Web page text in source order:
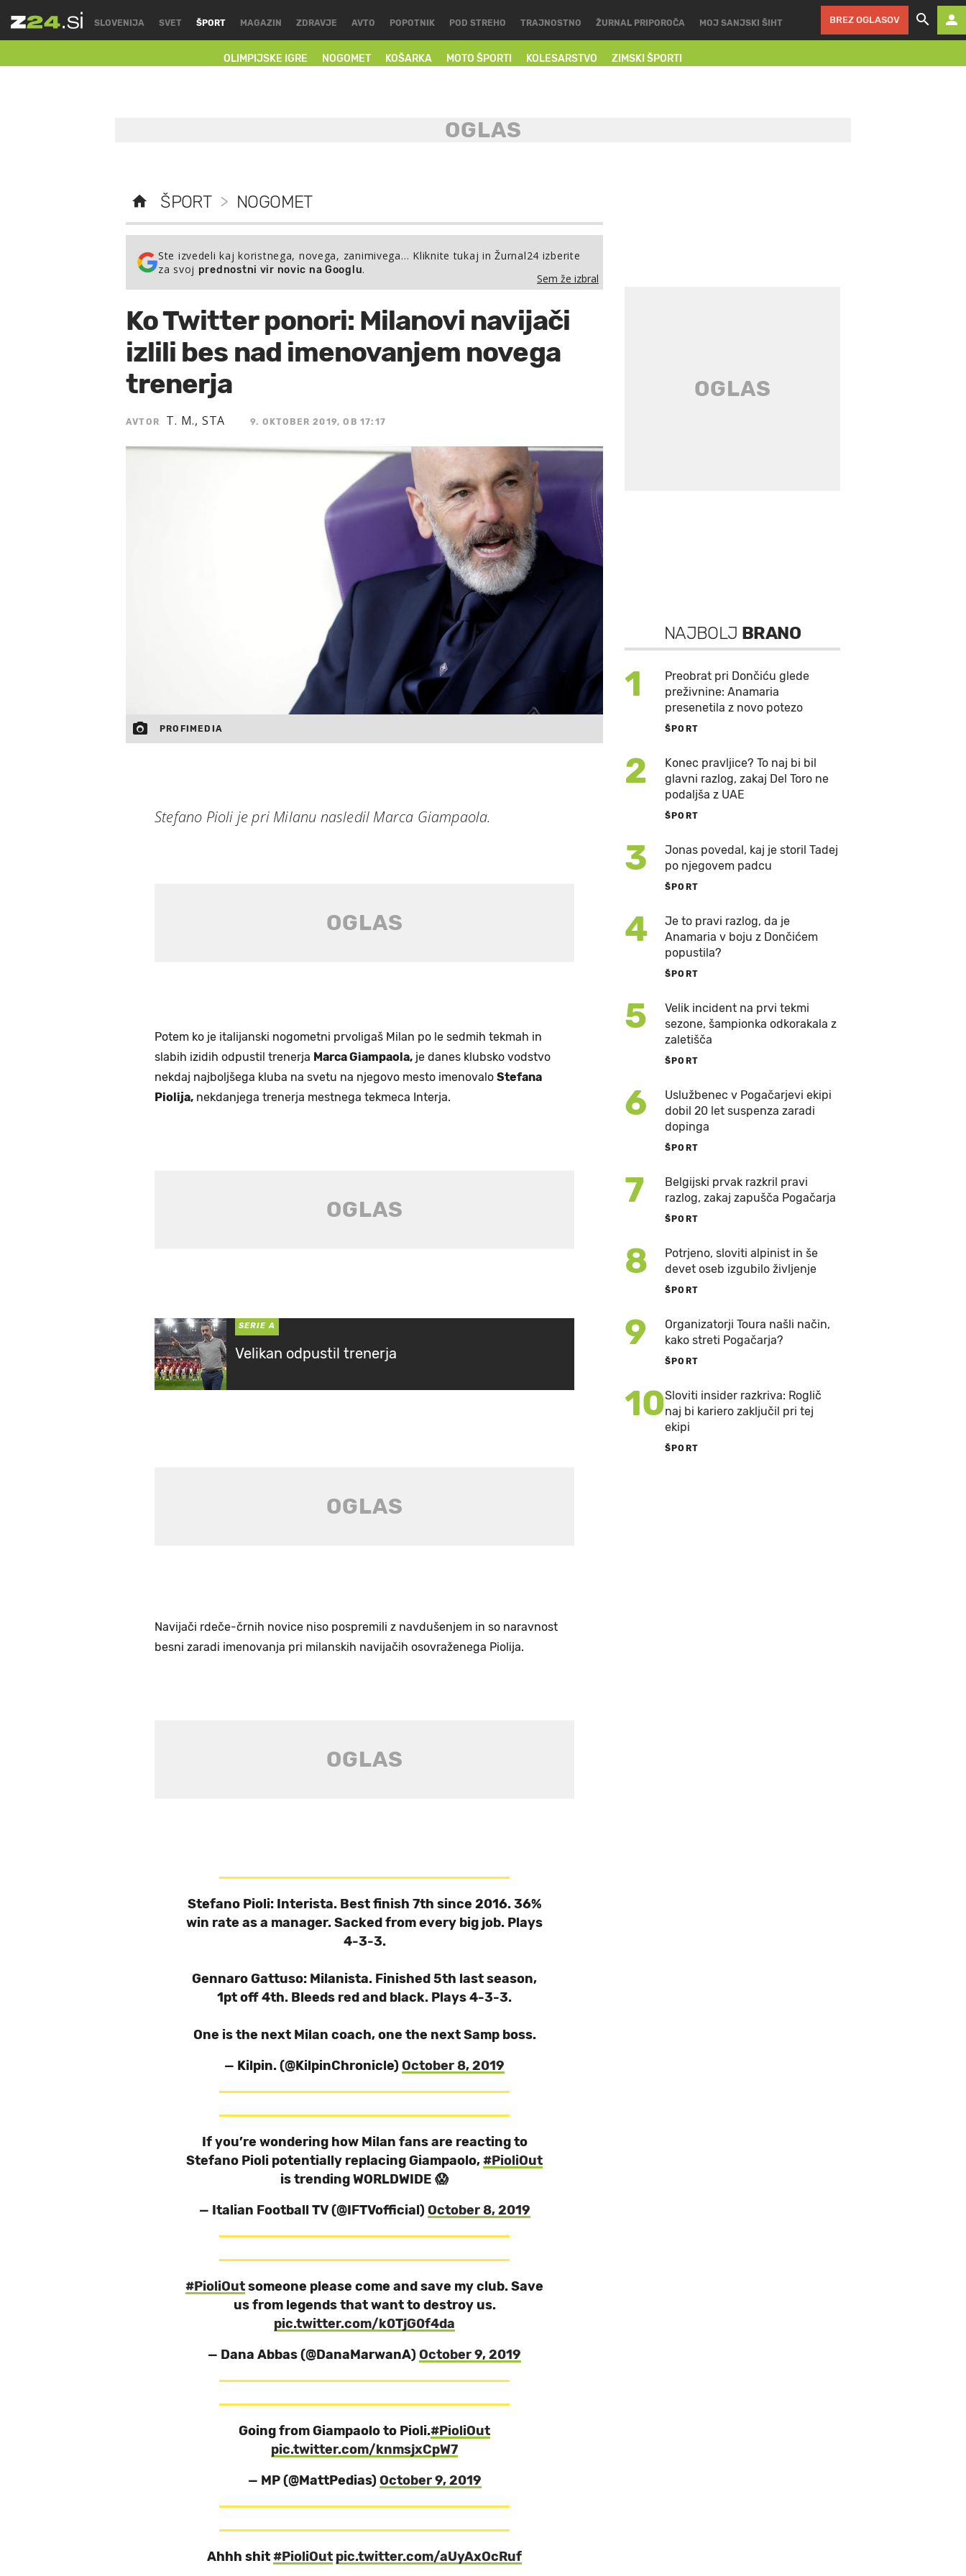
SLOVENIJA SVET ŠPORT
OLIMPIJSKE IGRE NOGOMET KOŠARKA MOTO ŠPORTI KOLESARSTVO ZIMSKI ŠPORTI
MAGAZIN ZDRAVJE AVTO POPOTNIK POD STREHO TRAJNOSTNO ŽURNAL PRIPOROČA MOJ SANJSKI ŠIHT BREZ OGLASOV
ŠPORT > NOGOMET
Ste izvedeli kaj koristnega, novega, zanimivega… Kliknite tukaj in Žurnal24 izberite
za svoj prednostni vir novic na Googlu.
Sem že izbral
Ko Twitter ponori: Milanovi navijači
izlili bes nad imenovanjem novega
trenerja
AVTOR T. M., STA 9. OKTOBER 2019, OB 17:17
PROFIMEDIA
Stefano Pioli je pri Milanu nasledil Marca Giampaola.
Potem ko je italijanski nogometni prvoligaš Milan po le sedmih tekmah in
slabih izidih odpustil trenerja Marca Giampaola, je danes klubsko vodstvo
nekdaj najboljšega kluba na svetu na njegovo mesto imenovalo Stefana
Piolija, nekdanjega trenerja mestnega tekmeca Interja.
SERIE A
Velikan odpustil trenerja
Navijači rdeče-črnih novice niso pospremili z navdušenjem in so naravnost
besni zaradi imenovanja pri milanskih navijačih osovraženega Piolija.
Stefano Pioli: Interista. Best finish 7th since 2016. 36%
win rate as a manager. Sacked from every big job. Plays
4-3-3.
Gennaro Gattuso: Milanista. Finished 5th last season,
1pt off 4th. Bleeds red and black. Plays 4-3-3.
One is the next Milan coach, one the next Samp boss.
— Kilpin. (@KilpinChronicle)October 8, 2019
If you’re wondering how Milan fans are reacting to
Stefano Pioli potentially replacing Giampaolo,#PioliOut
is trending WORLDWIDE 😱
— Italian Football TV (@IFTVofficial)October 8, 2019
#PioliOutsomeone please come and save my club. Save
us from legends that want to destroy us.
pic.twitter.com/k0TjG0f4da
— Dana Abbas (@DanaMarwanA)October 9, 2019
Going from Giampaolo to Pioli.#PioliOut
pic.twitter.com/knmsjxCpW7
— MP (@MattPedias)October 9, 2019
Ahhh shit#PioliOut pic.twitter.com/aUyAxOcRuf
NAJBOLJ BRANO
1
Preobrat pri Dončiću glede
preživnine: Anamaria
presenetila z novo potezo
ŠPORT
2
Konec pravljice? To naj bi bil
glavni razlog, zakaj Del Toro ne
podaljša z UAE
ŠPORT
3
Jonas povedal, kaj je storil Tadej
po njegovem padcu
ŠPORT
4
Je to pravi razlog, da je
Anamaria v boju z Dončićem
popustila?
ŠPORT
5
Velik incident na prvi tekmi
sezone, šampionka odkorakala z
zaletišča
ŠPORT
6
Uslužbenec v Pogačarjevi ekipi
dobil 20 let suspenza zaradi
dopinga
ŠPORT
7
Belgijski prvak razkril pravi
razlog, zakaj zapušča Pogačarja
ŠPORT
8
Potrjeno, sloviti alpinist in še
devet oseb izgubilo življenje
ŠPORT
9
Organizatorji Toura našli način,
kako streti Pogačarja?
ŠPORT
10Sloviti insider razkriva: Roglič
naj bi kariero zaključil pri tej
ekipi
ŠPORT